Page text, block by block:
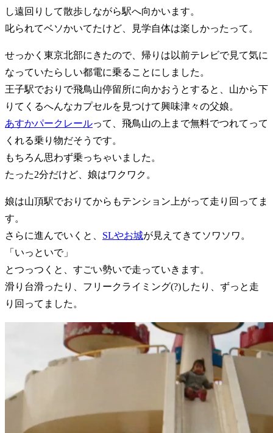
し遠回りして散歩しながら駅へ向かいます。
叱られてベソかいてたけど、見学自体は楽しかったって。
せっかく東京北部にきたので、帰りは以前テレビで見て気に
なっていたらしい都電に乗ることにしました。
王子駅でおりで飛鳥山停留所に向かおうとすると、山から下
りてくるへんなカプセルを見つけて興味津々の父娘。
あすかパークレールって、飛鳥山の上まで無料でつれてって
くれる乗り物だそうです。
もちろん思わず乗っちゃいました。
たった2分だけど、娘はワクワク。
娘は山頂駅でおりてからもテンション上がって走り回ってま
す。
さらに進んでいくと、 SLやお城が見えてきてソワソワ。
「いっといで」
とつっつくと、すごい勢いで走っていきます。
滑り台滑ったり、フリークライミング(?)したり、ずっと走
り回ってました。